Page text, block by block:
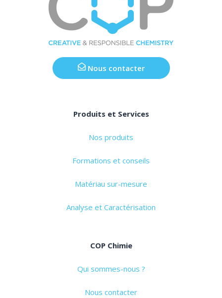
Nous contacter
Produits et Services
Nos produits
Formations et conseils
Matériau sur-mesure
Analyse et Caractérisation
COP Chimie
Qui sommes-nous ?
Nous contacter